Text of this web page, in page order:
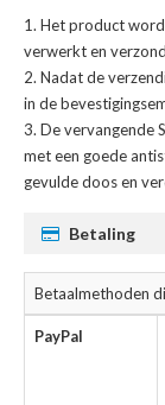
Het product
verwerkt en
Nadat de
in de
Devervangende
met een goede
gevulde doos en
Betaling
Betaalmethoden
PayPal